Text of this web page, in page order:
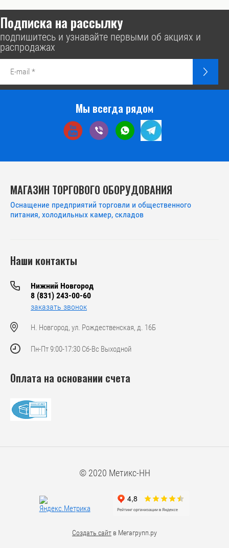
Подписка на рассылку
подпишитесь и узнавайте первыми об акциях и
распродажах
Мы всегда рядом
МАГАЗИН ТОРГОВОГО ОБОРУДОВАНИЯ
Оснащение предприятий торговли и общественного
питания, холодильных камер, складов
Наши контакты
Нижний Новгород
8 (831) 243-00-60
заказать звонок
Н. Новгород, ул. Рождественская, д. 16Б
Пн-Пт 9:00-17:30 Сб-Вс Выходной
Оплата на основании счета
© 2020 Метикс-НН
Создать сайт в Мегагрупп.ру